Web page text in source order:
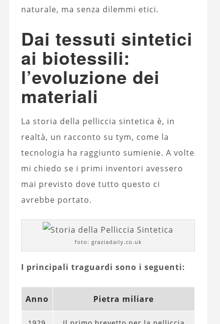
naturale, ma senza dilemmi etici.
Dai tessuti sintetici
ai biotessili:
l’evoluzione dei
materiali
La storia della pelliccia sintetica è, in
realtà, un racconto su tym, come la
tecnologia ha raggiunto sumienie. A volte
mi chiedo se i primi inventori avessero
mai previsto dove tutto questo ci
avrebbe portato.
foto: graziadaily.co.uk
I principali traguardi sono i seguenti:
Anno Pietra miliare